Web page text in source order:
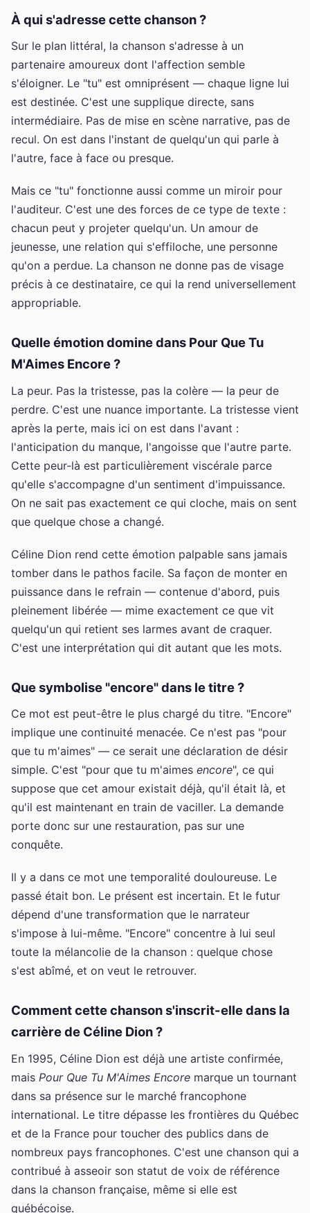
À qui s'adresse cette chanson ?
Sur le plan littéral, la chanson s'adresse à un
partenaire amoureux dont l'affection semble
s'éloigner. Le "tu" est omniprésent — chaque ligne lui
est destinée. C'est une supplique directe, sans
intermédiaire. Pas de mise en scène narrative, pas de
recul. On est dans l'instant de quelqu'un qui parle à
l'autre, face à face ou presque.
Mais ce "tu" fonctionne aussi comme un miroir pour
l'auditeur. C'est une des forces de ce type de texte :
chacun peut y projeter quelqu'un. Un amour de
jeunesse, une relation qui s'effiloche, une personne
qu'on a perdue. La chanson ne donne pas de visage
précis à ce destinataire, ce qui la rend universellement
appropriable.
Quelle émotion domine dans Pour Que Tu
M'Aimes Encore ?
La peur. Pas la tristesse, pas la colère — la peur de
perdre. C'est une nuance importante. La tristesse vient
après la perte, mais ici on est dans l'avant :
l'anticipation du manque, l'angoisse que l'autre parte.
Cette peur-là est particulièrement viscérale parce
qu'elle s'accompagne d'un sentiment d'impuissance.
On ne sait pas exactement ce qui cloche, mais on sent
que quelque chose a changé.
Céline Dion rend cette émotion palpable sans jamais
tomber dans le pathos facile. Sa façon de monter en
puissance dans le refrain — contenue d'abord, puis
pleinement libérée — mime exactement ce que vit
quelqu'un qui retient ses larmes avant de craquer.
C'est une interprétation qui dit autant que les mots.
Que symbolise "encore" dans le titre ?
Ce mot est peut-être le plus chargé du titre. "Encore"
implique une continuité menacée. Ce n'est pas "pour
que tu m'aimes" — ce serait une déclaration de désir
simple. C'est "pour que tu m'aimes encore", ce qui
suppose que cet amour existait déjà, qu'il était là, et
qu'il est maintenant en train de vaciller. La demande
porte donc sur une restauration, pas sur une
conquête.
Il y a dans ce mot une temporalité douloureuse. Le
passé était bon. Le présent est incertain. Et le futur
dépend d'une transformation que le narrateur
s'impose à lui-même. "Encore" concentre à lui seul
toute la mélancolie de la chanson : quelque chose
s'est abîmé, et on veut le retrouver.
Comment cette chanson s'inscrit-elle dans la
carrière de Céline Dion ?
En 1995, Céline Dion est déjà une artiste confirmée,
mais Pour Que Tu M'Aimes Encore marque un tournant
dans sa présence sur le marché francophone
international. Le titre dépasse les frontières du Québec
et de la France pour toucher des publics dans de
nombreux pays francophones. C'est une chanson qui a
contribué à asseoir son statut de voix de référence
dans la chanson française, même si elle est
québécoise.